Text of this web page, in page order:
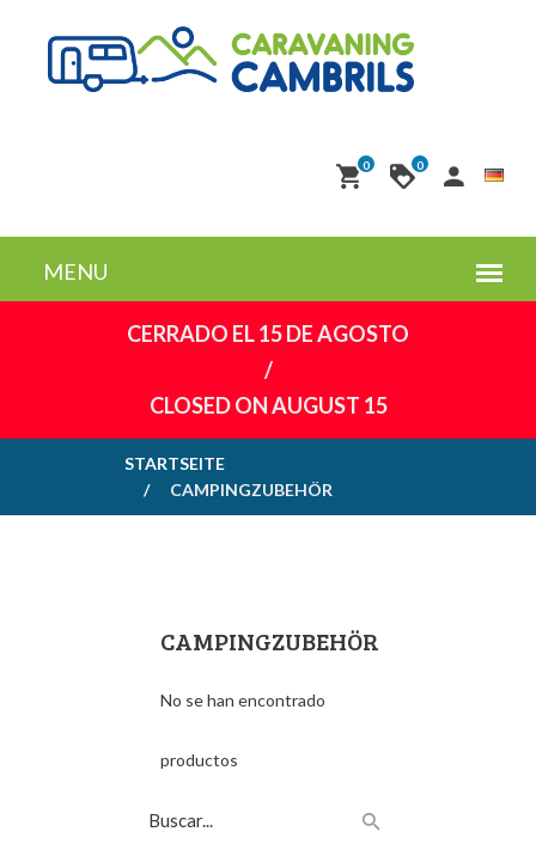
0 0
CERRADO EL 15 DE AGOSTO
/
CLOSED ON AUGUST 15
STARTSEITE
CAMPINGZUBEHÖR
CAMPINGZUBEHÖR
No se han encontrado
productos